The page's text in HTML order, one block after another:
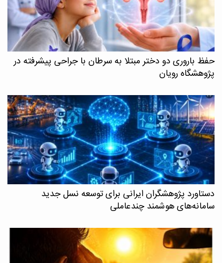
حفظ باروری دو دختر مبتلا به سرطان با جراحی پیشرفته در
پژوهشگاه رویان
دستاورد پژوهشگران ایرانی برای توسعه نسل جدید
سامانه‌های هوشمند چندعاملی